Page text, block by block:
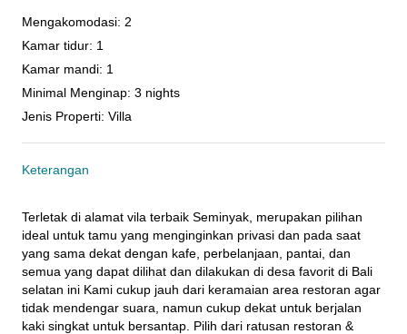
Mengakomodasi: 2
Kamar tidur: 1
Kamar mandi: 1
Minimal Menginap: 3 nights
Jenis Properti: Villa
Keterangan
Terletak di alamat vila terbaik Seminyak, merupakan pilihan
ideal untuk tamu yang menginginkan privasi dan pada saat
yang sama dekat dengan kafe, perbelanjaan, pantai, dan
semua yang dapat dilihat dan dilakukan di desa favorit di Bali
selatan ini Kami cukup jauh dari keramaian area restoran agar
tidak mendengar suara, namun cukup dekat untuk berjalan
kaki singkat untuk bersantap. Pilih dari ratusan restoran &